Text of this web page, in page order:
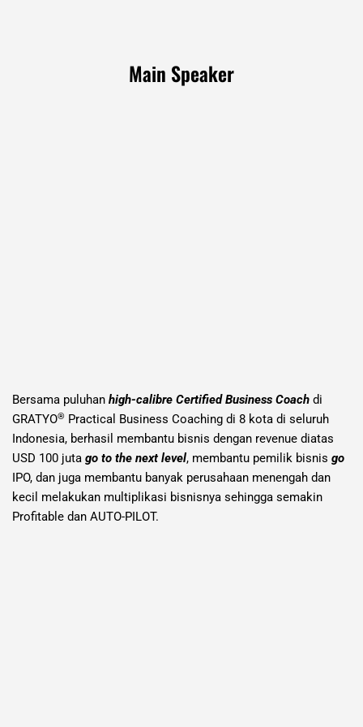
Main Speaker
Bersama puluhan high-calibre Certified Business Coach di
GRATYO® Practical Business Coaching di 8 kota di seluruh
Indonesia, berhasil membantu bisnis dengan revenue diatas
USD 100 juta go to the next level, membantu pemilik bisnis go
IPO, dan juga membantu banyak perusahaan menengah dan
kecil melakukan multiplikasi bisnisnya sehingga semakin
Profitable dan AUTO-PILOT. ​